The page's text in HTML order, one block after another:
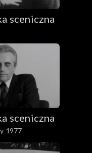
sceniczna
sceniczna
1977